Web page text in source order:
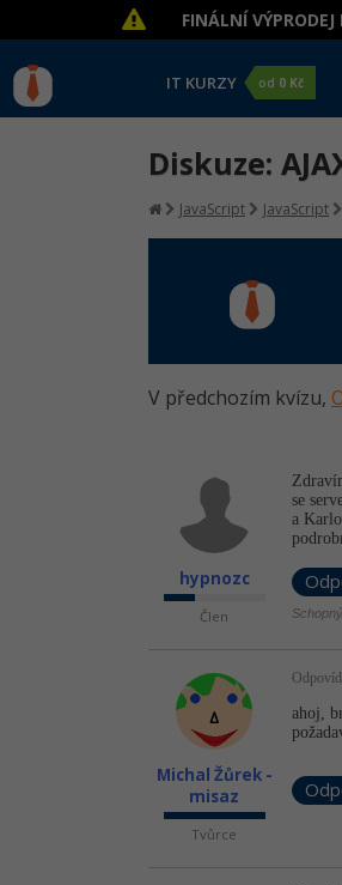
FINÁLNÍ VÝPRODEJ
IT KURZY od 0 Kč
Diskuze:
JavaScript JavaScript
V předchozím kvízu,
hypnozc
Člen
se
a
Michal Žůrek -
misaz
Tvůrce
ahoj,